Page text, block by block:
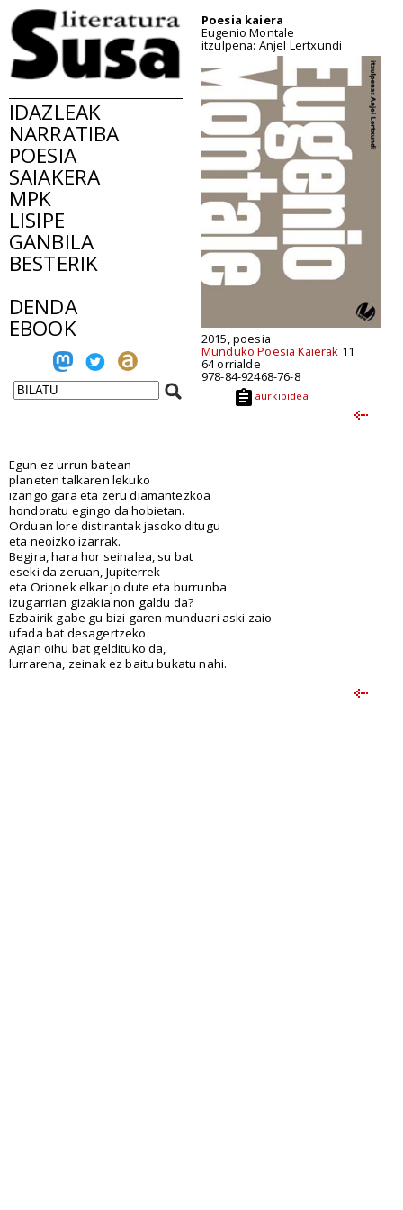
IDAZLEAK
NARRATIBA
POESIA
SAIAKERA
MPK
LISIPE
GANBILA
BESTERIK
DENDA
EBOOK
Poesia kaiera
Eugenio Montale
itzulpena: Anjel Lertxundi
2015, poesia
Munduko Poesia Kaierak 11
64 orrialde
978-84-92468-76-8
aurkibidea
Egun ez urrun batean
planeten talkaren lekuko
izango gara eta zeru diamantezkoa
hondoratu egingo da hobietan.
Orduan lore distirantak jasoko ditugu
eta neoizko izarrak.
Begira, hara hor seinalea, su bat
eseki da zeruan, Jupiterrek
eta Orionek elkar jo dute eta burrunba
izugarrian gizakia non galdu da?
Ezbairik gabe gu bizi garen munduari aski zaio
ufada bat desagertzeko.
Agian oihu bat geldituko da,
lurrarena, zeinak ez baitu bukatu nahi.